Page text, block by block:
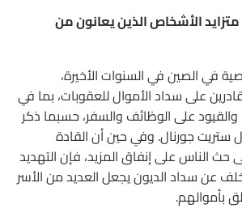
الأشخاص الذين يعانون من
في الصين في السنوات الأخيرة،
على سداد الأموال للعقوبات، بما في
والقيود على الوظائف والسفر، حسبما ذكر
ستريت جورنال. وفي حين أن القادة
حث الناس على إنفاق المزيد، فإن التهديد
عن سداد الديون يجعل العديد من الأسر
بأموالهم.